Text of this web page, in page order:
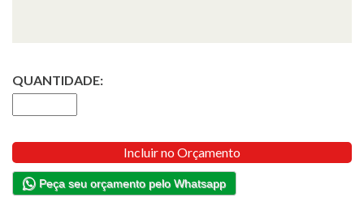
QUANTIDADE:
Incluir no Orçamento
Peça seu orçamento pelo Whatsapp